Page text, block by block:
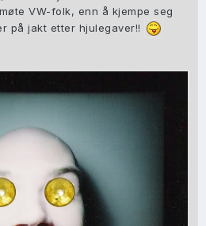
VW-folk, enn å kjempe seg
på jakt etter hjulegaver!!